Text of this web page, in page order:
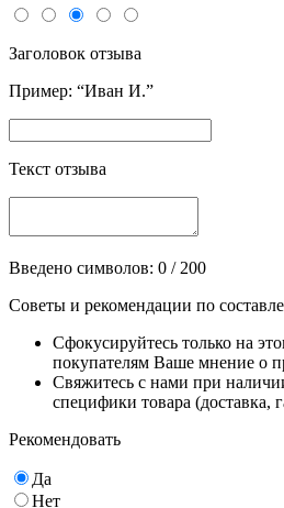
Заголовок отзыва
Пример: “Иван И.”
Текст отзыва
Введено символов: 0 / 200
Советы и рекомендации по
Сфокусируйтесь только на
покупателям Ваше мнение о
Свяжитесь с нами при
специфики товара (доставка,
Рекомендовать
Да
Нет